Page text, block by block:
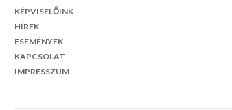
KÉPVISELŐINK
HÍREK
ESEMÉNYEK
KAPCSOLAT
IMPRESSZUM